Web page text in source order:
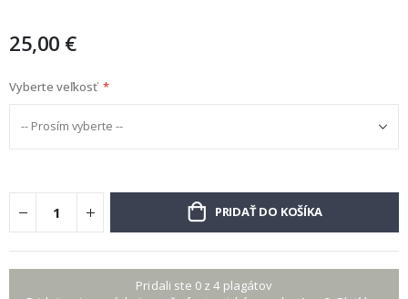
25,00 €
Vyberte veľkosť
PRIDAŤ DO KOŠÍKA
Pridali ste 0 z 4 plagátov